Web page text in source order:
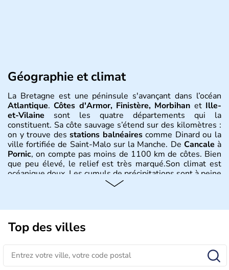
Géographie et climat
La Bretagne est une péninsule s'avançant dans l’océan
Atlantique.Côtes d'Armor, Finistère, Morbihan et Ille-
et-Vilaine sont les quatre départements qui la
constituent. Sa côte sauvage s’étend sur des kilomètres :
on y trouve desstations balnéairescomme Dinard ou la
ville fortifiée de Saint-Malo sur la Manche. De Cancale à
Pornic, on compte pas moins de 1100 km de côtes. Bien
que peu élevé, le relief est très marqué.Son climat est
océanique doux. Les cumuls de précipitations sont à peine
plus élevés que la moyenne française. Les
deux mille heures par an.
Histoire et administration
Les premières traces de son existence remontent à la
e, mais c'est vers le milieu du IIIème millénaire
Top des villes